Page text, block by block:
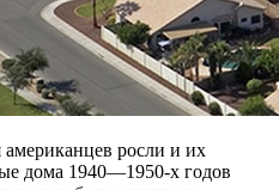
американцев росли и их
дома 1940—1950-х годов